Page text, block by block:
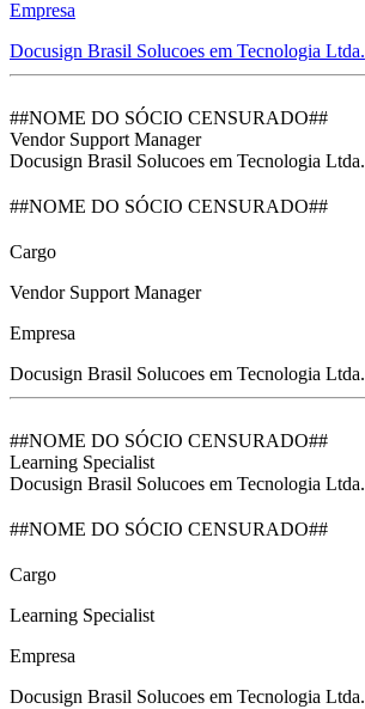
Empresa
Docusign Brasil Solucoes em Tecnologia Ltda.
##NOME DO SÓCIO CENSURADO##
Vendor Support Manager
Docusign Brasil Solucoes em Tecnologia Ltda.
##NOME DO SÓCIO CENSURADO##
Cargo
Vendor Support Manager
Empresa
Docusign Brasil Solucoes em Tecnologia Ltda.
##NOME DO SÓCIO CENSURADO##
Learning Specialist
Docusign Brasil Solucoes em Tecnologia Ltda.
##NOME DO SÓCIO CENSURADO##
Cargo
Learning Specialist
Empresa
Docusign Brasil Solucoes em Tecnologia Ltda.